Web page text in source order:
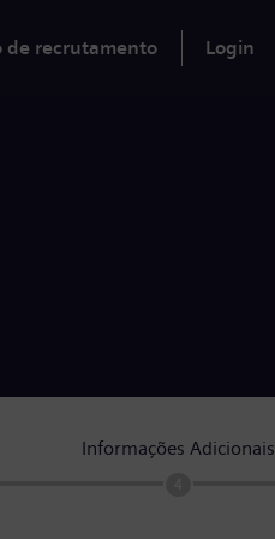
de recrutamento Login
Informações Adicionais